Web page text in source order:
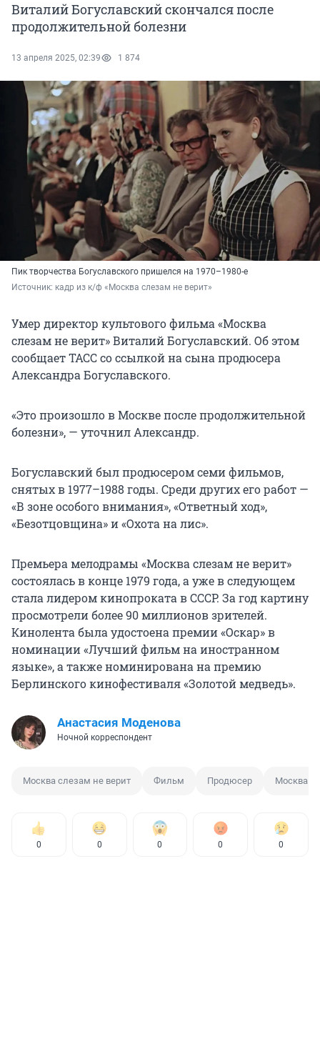
Виталий Богуславский скончался после
продолжительной болезни
13 апреля 2025, 02:39 1 874
Пик творчества Богуславского пришелся на 1970–1980-е
Источник: кадр из к/ф «Москва слезам не верит»
Умер директор культового фильма «Москва
слезам не верит» Виталий Богуславский. Об этом
сообщает ТАСС со ссылкой на сына продюсера
Александра Богуславского.
«Это произошло в Москве после продолжительной
болезни», — уточнил Александр.
Богуславский был продюсером семи фильмов,
снятых в 1977–1988 годы. Среди других его работ —
«В зоне особого внимания», «Ответный ход»,
«Безотцовщина» и «Охота на лис».
Премьера мелодрамы «Москва слезам не верит»
состоялась в конце 1979 года, а уже в следующем
стала лидером кинопроката в СССР. За год картину
просмотрели более 90 миллионов зрителей.
Кинолента была удостоена премии «Оскар» в
номинации «Лучший фильм на иностранном
языке», а также номинирована на премию
Берлинского кинофестиваля «Золотой медведь».
Анастасия Моденова
Ночной корреспондент
Москва слезам не верит Фильм Продюсер Москва
0 0 0 0 0